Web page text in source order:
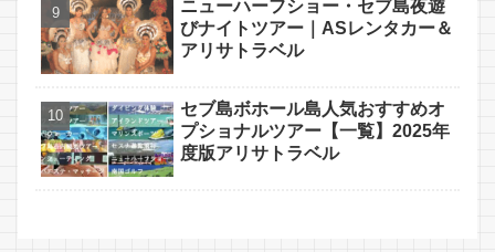
ニューハーフショー・セブ島夜遊
びナイトツアー｜ASレンタカー＆
アリサトラベル
セブ島ボホール島人気おすすめオ
プショナルツアー【一覧】2025年
度版アリサトラベル